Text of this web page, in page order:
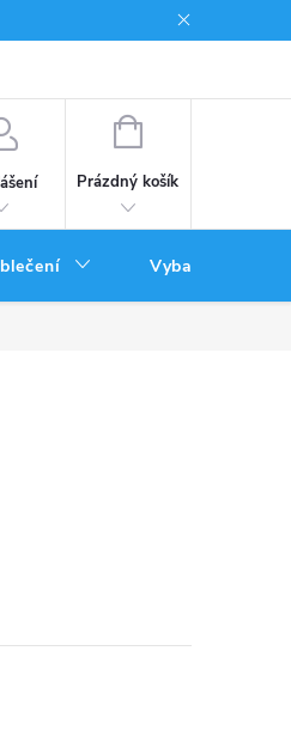
NÁKUPNÍ
Prázdný košík
Vybavení